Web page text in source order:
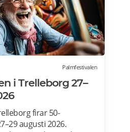
Palmfestivalen
i Trelleborg 27–
firar 50-
augusti 2026.